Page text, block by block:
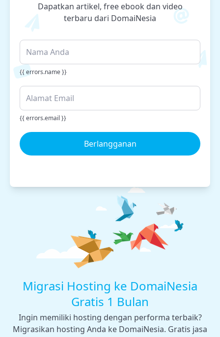
Dapatkan artikel, free ebook dan video
terbaru dari DomaiNesia
{{ errors.name }}
{{ errors.email }}
Berlangganan
Migrasi Hosting ke DomaiNesia
Gratis 1 Bulan
Ingin memiliki hosting dengan performa terbaik?
Migrasikan hosting Anda ke DomaiNesia. Gratis jasa